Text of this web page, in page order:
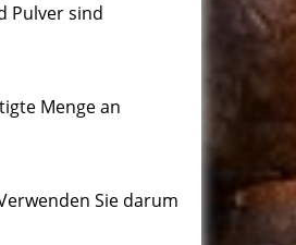
Pulver sind
Menge an
Sie darum